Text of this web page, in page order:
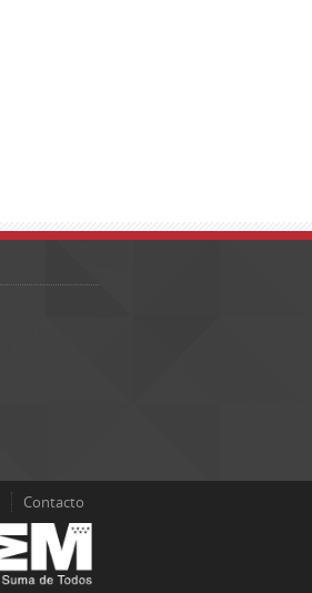
Contacto